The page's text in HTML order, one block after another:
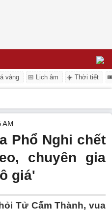
vàng 📅 Lịch âm ☀️ Thời tiết
AM
Phổ Nghi chết
chuyên gia
giá'
Tử Cấm Thành, vua